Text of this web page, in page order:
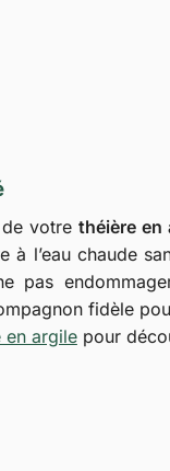
de votrethéière en
à l’eau chaude
pas
fidèle
en argilepour